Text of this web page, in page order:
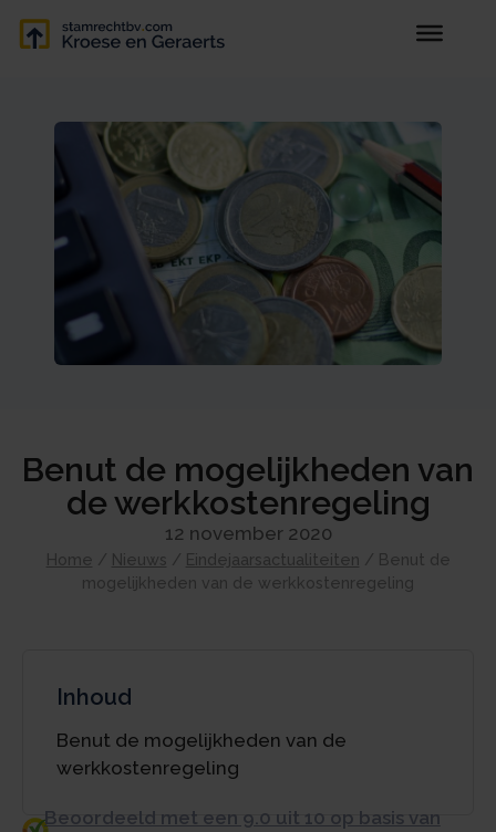
Benut de mogelijkheden van
de werkkostenregeling
12 november 2020
Home / Nieuws / Eindejaarsactualiteiten / Benut de
mogelijkheden van de werkkostenregeling
Inhoud
Benut de mogelijkheden van de
werkkostenregeling
Beoordeeld met een 9.0 uit 10 op basis van